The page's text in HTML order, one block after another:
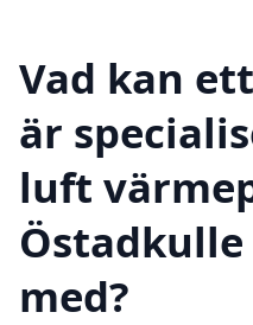
Vad kan
är
luft
med?